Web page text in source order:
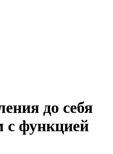
до себя
функцией